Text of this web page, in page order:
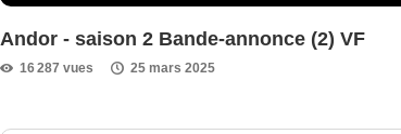
Andor - saison 2 Bande-annonce (2) VF
16 287 vues 25 mars 2025